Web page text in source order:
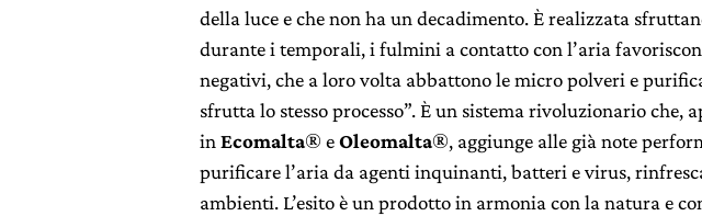
della luce e che non ha un decadimento. È realizzata
durante i temporali, i fulmini a contatto con l’aria
negativi, che a loro volta abbattono le micro polveri e
sfrutta lo stesso processo”. È un sistema rivoluzionario che,
in Ecomalta® eOleomalta®, aggiunge alle già note
purificare l’aria da agenti inquinanti, batteri e virus,
ambienti. L’esito è un prodotto in armonia con la natura e